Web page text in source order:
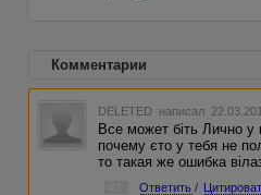
Комментарии
DELETED написал
Все может біть Лично
почему єто у тебя не
то такая же ошибка
Ответить /